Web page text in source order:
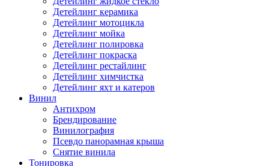
Детейлинг керамика
Детейлинг мотоцикла
Детейлинг мойка
Детейлинг полировка
Детейлинг покраска
Детейлинг рестайлинг
Детейлинг химчистка
Детейлинг яхт и катеров
Винил
Антихром
Брендирование
Винилография
Псевдо панорамная крыша
Снятие винила
Тонировка